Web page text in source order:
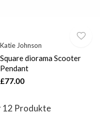
Katie Johnson
Square diorama Scooter
Pendant
£77.00
12 Produkte